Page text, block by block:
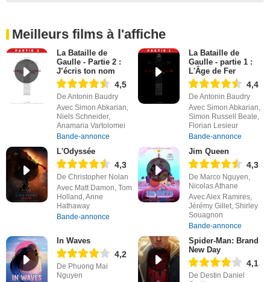
Meilleurs films à l'affiche
La Bataille de
Gaulle - Partie 2 :
J’écris ton nom
4,5
De Antonin Baudry
Avec Simon Abkarian,
Niels Schneider,
Anamaria Vartolomei
Bande-annonce
La Bataille de
Gaulle - partie 1 :
L'Âge de Fer
4,4
De Antonin Baudry
Avec Simon Abkarian,
Simon Russell Beale,
Florian Lesieur
Bande-annonce
L'Odyssée
4,3
De Christopher Nolan
Avec Matt Damon, Tom
Holland, Anne
Hathaway
Bande-annonce
Jim Queen
4,3
De Marco Nguyen,
Nicolas Athane
Avec Alex Ramires,
Jérémy Gillet, Shirley
Souagnon
Bande-annonce
In Waves
4,2
De Phuong Mai
Nguyen
Spider-Man: Brand
New Day
4,1
De Destin Daniel